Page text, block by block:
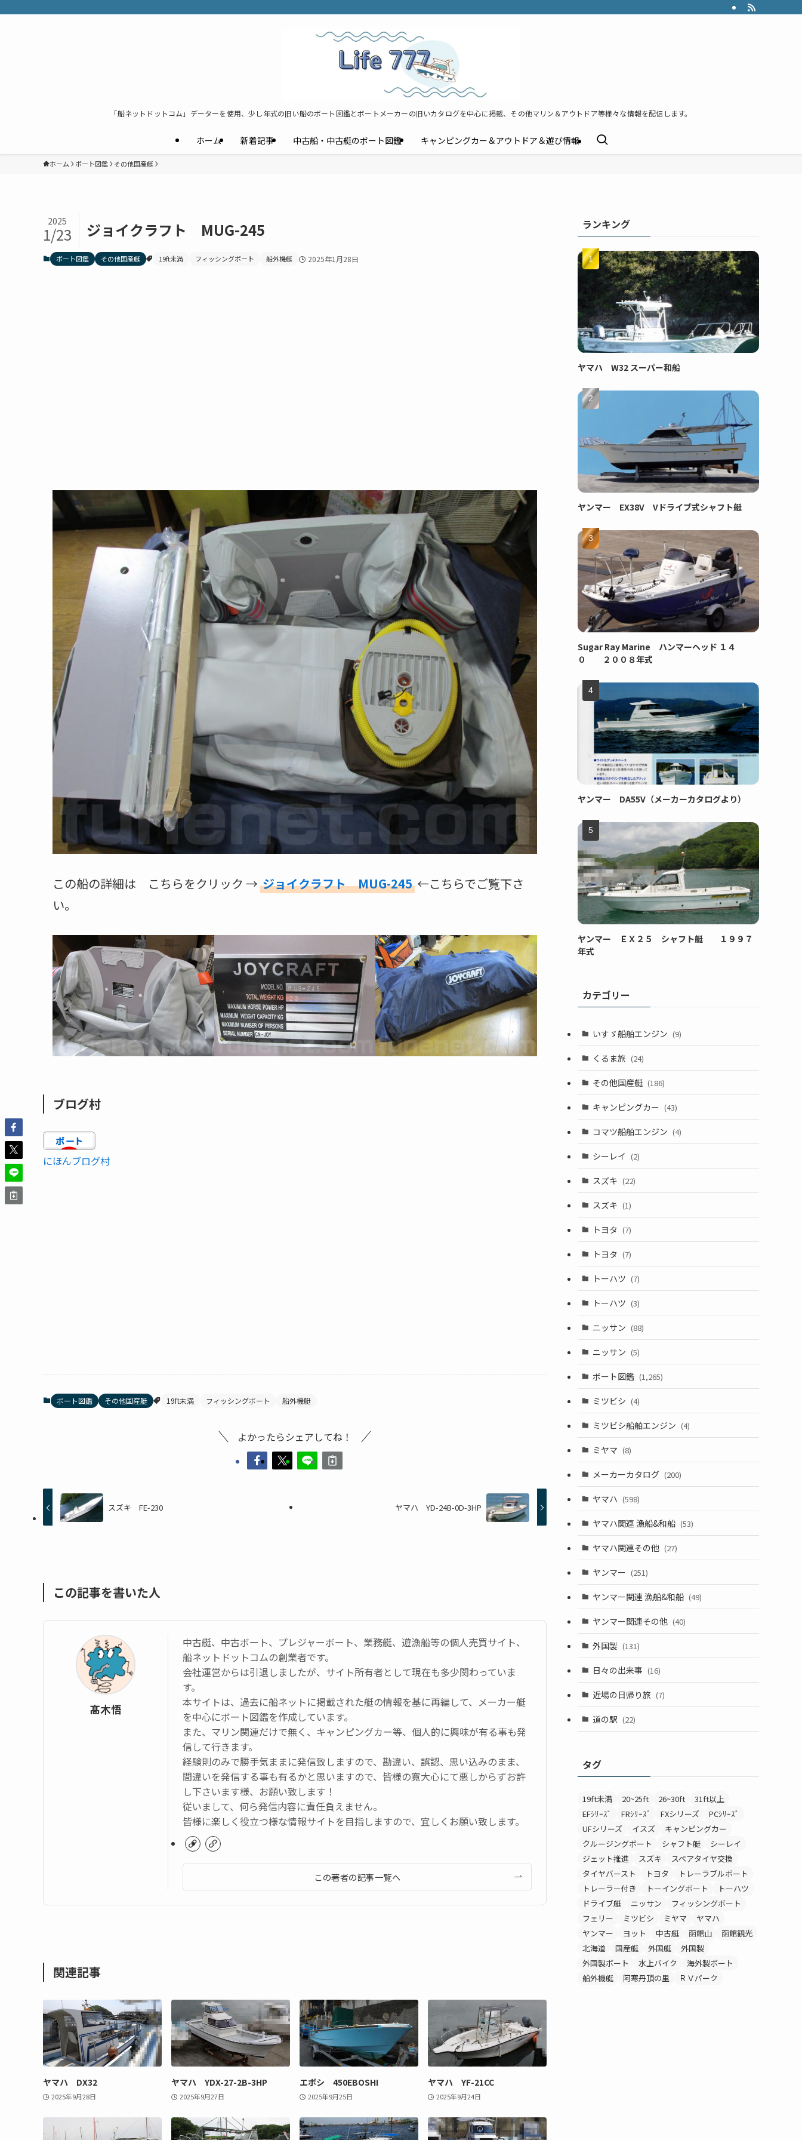
「船ネットドットコム」データーを使用、少し年式の旧い船のボート図鑑とボートメーカーの旧いカタログを中心に掲載、その他マリン＆アウトドア等様々な情報を配信します。
ホーム 新着記事 中古船・中古艇のボート図鑑 キャンピングカー＆アウトドア＆遊び情報
ホーム ボート図鑑 その他国産艇
ジョイクラフト MUG-245
2025
1/23
ボート図鑑 その他国産艇 19ft未満 フィッシングボート 船外機艇 2025年1月28日
この船の詳細は こちらをクリック → ジョイクラフト MUG-245 ←こちらでご覧下さ
い。
ブログ村
にほんブログ村
ボート図鑑 その他国産艇 19ft未満 フィッシングボート 船外機艇
よかったらシェアしてね！
スズキ FE-230 ヤマハ YD-24B-0D-3HP
この記事を書いた人
髙木悟
中古艇、中古ボート、プレジャーボート、業務艇、遊漁船等の個人売買サイト、
船ネットドットコムの創業者です。
会社運営からは引退しましたが、サイト所有者として現在も多少関わっていま
す。
本サイトは、過去に船ネットに掲載された艇の情報を基に再編して、メーカー艇
を中心にボート図鑑を作成しています。
また、マリン関連だけで無く、キャンピングカー等、個人的に興味が有る事も発
信して行きます。
経験則のみで勝手気ままに発信致しますので、勘違い、誤認、思い込みのまま、
間違いを発信する事も有るかと思いますので、皆様の寛大心にて悪しからずお許
し下さいます様、お願い致します！
従いまして、何ら発信内容に責任負えません。
皆様に楽しく役立つ様な情報サイトを目指しますので、宜しくお願い致します。
この著者の記事一覧へ
関連記事
ヤマハ DX32
2025年9月28日
ヤマハ YDX-27-2B-3HP
2025年9月27日
エボシ 450EBOSHI
2025年9月25日
ヤマハ YF-21CC
2025年9月24日
ランキング
ヤマハ W32 スーパー和船
ヤンマー EX38V Vドライブ式シャフト艇
Sugar Ray Marine ハンマーヘッド １４
０ ２００８年式
ヤンマー DA55V（メーカーカタログより）
ヤンマー ＥＸ２５ シャフト艇 １９９７
年式
カテゴリー
いすゞ船舶エンジン (9)
くるま旅 (24)
その他国産艇 (186)
キャンピングカー (43)
コマツ船舶エンジン (4)
シーレイ (2)
スズキ (22)
スズキ (1)
トヨタ (7)
トヨタ (7)
トーハツ (7)
トーハツ (3)
ニッサン (88)
ニッサン (5)
ボート図鑑 (1,265)
ミツビシ (4)
ミツビシ船舶エンジン (4)
ミヤマ (8)
メーカーカタログ (200)
ヤマハ (598)
ヤマハ関連 漁船&和船 (53)
ヤマハ関連その他 (27)
ヤンマー (251)
ヤンマー関連 漁船&和船 (49)
ヤンマー関連その他 (40)
外国製 (131)
日々の出来事 (16)
近場の日帰り旅 (7)
道の駅 (22)
タグ
19ft未満 20~25ft 26~30ft
31ft以上
EFｼﾘｰｽﾞ
FRｼﾘｰｽﾞ FXシリーズ
PCｼﾘｰｽﾞ
UFシリーズ
イスズ
キャンピングカー
クルージングボート
シャフト艇
シーレイ
ジェット推進
スズキ
スペアタイヤ交換
タイヤバースト
トヨタ
トレーラブルボート
トレーラー付き
トーイングボート
トーハツ
ドライブ艇
ニッサン
フィッシングボート
フェリー
ミツビシ ミヤマ
ヤマハ
ヤンマー
ヨット 中古艇 函館山
函館観光
北海道
国産艇 外国艇
外国製
外国製ボート
水上バイク
海外製ボート
船外機艇
阿寒丹頂の里 ＲＶパーク